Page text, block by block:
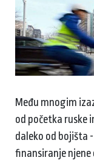
Među mnogim
od početka ruske
daleko od bojišta
finansiranje njene